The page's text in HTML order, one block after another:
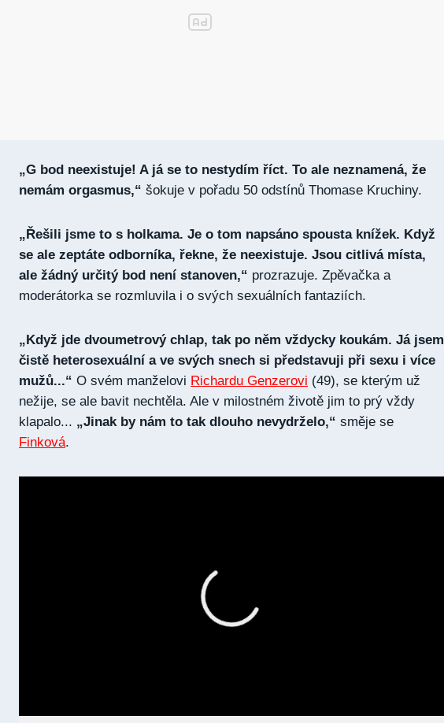
„G bod neexistuje! A já se to nestydím říct. To ale neznamená, že
nemám orgasmus,“ šokuje v pořadu 50 odstínů Thomase Kruchiny.
„Řešili jsme to s holkama. Je o tom napsáno spousta knížek. Když
se ale zeptáte odborníka, řekne, že neexistuje. Jsou citlivá místa,
ale žádný určitý bod není stanoven,“ prozrazuje. Zpěvačka a
moderátorka se rozmluvila i o svých sexuálních fantaziích.
„Když jde dvoumetrový chlap, tak po něm vždycky koukám. Já jsem
čistě heterosexuální a ve svých snech si představuji při sexu i více
mužů...“ O svém manželovi Richardu Genzerovi (49), se kterým už
nežije, se ale bavit nechtěla. Ale v milostném životě jim to prý vždy
klapalo... „Jinak by nám to tak dlouho nevydrželo,“ směje se
Finková.